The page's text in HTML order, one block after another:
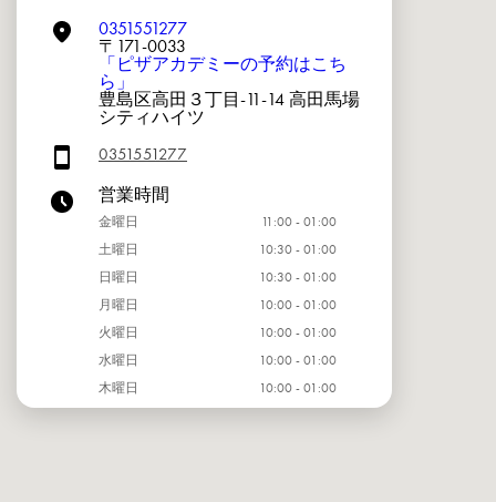
0351551277
〒171-0033
「ピザアカデミーの予約はこち
ら」
豊島区高田３丁目-11-14 高田馬場
シティハイツ
0351551277
営業時間
金曜日
11:00 - 01:00
土曜日
10:30 - 01:00
日曜日
10:30 - 01:00
月曜日
10:00 - 01:00
火曜日
10:00 - 01:00
水曜日
10:00 - 01:00
木曜日
10:00 - 01:00